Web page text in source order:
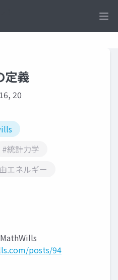
定義
20
#統計力学
エネルギー
posts/94